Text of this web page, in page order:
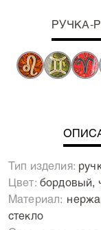
РУЧКА-
Неземные
Зодиака! Все
появилась
призванная
Тип изделия:
Цвет: бордовый,
Материал: Нержавеющая сталь, смола, сапфировое
стекло